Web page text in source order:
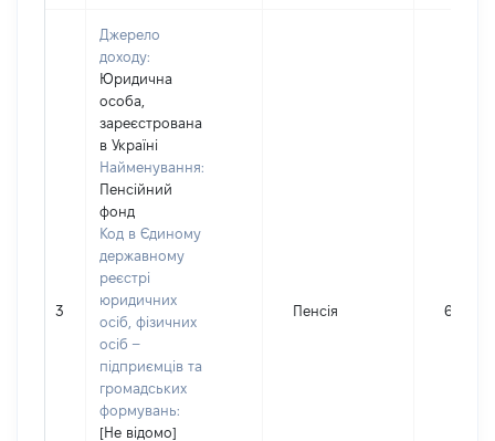
3
Джерело
доходу:
Юридична
особа,
зареєстрована
в Україні
Найменування:
Пенсійний
фонд
Код в Єдиному
державному
реєстрі
юридичних
осіб, фізичних
осіб –
підприємців та
громадських
формувань:
[Не відомо]
Пенсія 69733